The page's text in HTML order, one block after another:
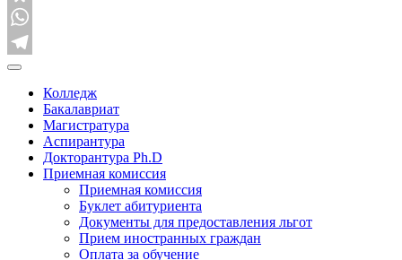
Odnoklassniki
WhatsApp
Telegram
Колледж
Бакалавриат
Магистратура
Аспирантура
Докторантура Ph.D
Приемная комиссия
Приемная комиссия
Буклет абитуриента
Документы для предоставления льгот
Прием иностранных граждан
Оплата за обучение